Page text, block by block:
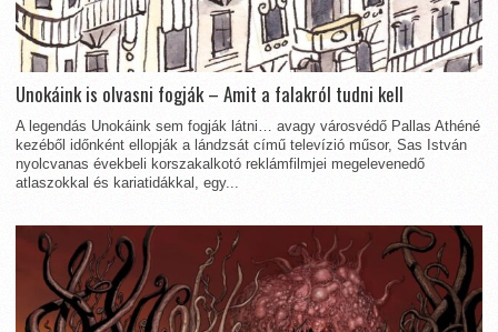
Unokáink is olvasni fogják – Amit a falakról tudni kell
A legendás Unokáink sem fogják látni… avagy városvédő Pallas Athéné
kezéből időnként ellopják a lándzsát című televízió műsor, Sas István
nyolcvanas évekbeli korszakalkotó reklámfilmjei megelevenedő
atlaszokkal és kariatidákkal, egy...